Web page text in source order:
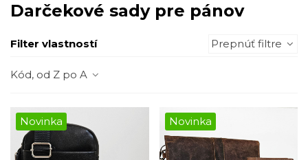
Darčekové sady pre pánov
Filter vlastností Prepnúť filtre
Kód, od Z po A
Novinka Novinka